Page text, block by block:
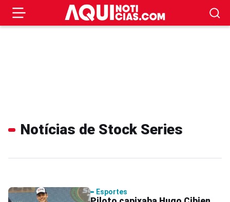
Notícias de Stock Series
Esportes